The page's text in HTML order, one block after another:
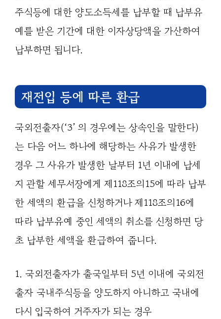
주식등에 대한 양도소득세를 납부할 때 납부유
예를 받은 기간에 대한 이자상당액을 가산하여
납부하면 됩니다.
재전입 등에 따른 환급
국외전출자(‘3’ 의 경우에는 상속인을 말한다)
는 다음 어느 하나에 해당하는 사유가 발생한
경우 그 사유가 발생한 날부터 1년 이내에 납세
지 관할 세무서장에게 제118조의15에 따라 납부
한 세액의 환급을 신청하거나 제118조의16에
따라 납부유예 중인 세액의 취소를 신청하면 당
초 납부한 세액을 환급하여 줍니다.
1. 국외전출자가 출국일부터 5년 이내에 국외전
출자 국내주식등을 양도하지 아니하고 국내에
다시 입국하여 거주자가 되는 경우